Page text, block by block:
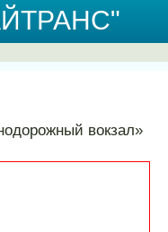
предприятие
"КРАЙТРАНС"
вокзал»